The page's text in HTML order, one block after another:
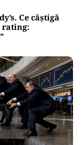
Ce câștigă
rating: